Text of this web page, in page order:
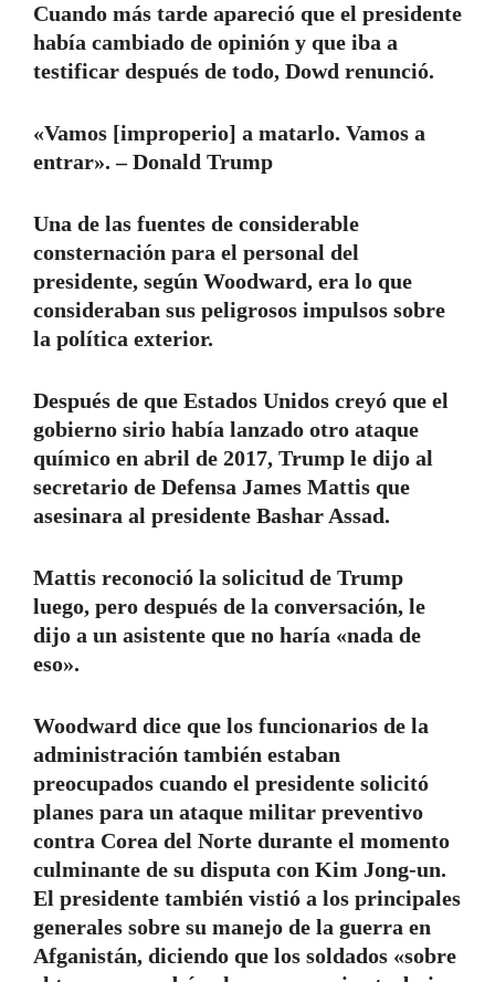
Cuando más tarde apareció que el presidente
había cambiado de opinión y que iba a
testificar después de todo, Dowd renunció.
«Vamos [improperio] a matarlo. Vamos a
entrar». – Donald Trump
Una de las fuentes de considerable
consternación para el personal del
presidente, según Woodward, era lo que
consideraban sus peligrosos impulsos sobre
la política exterior.
Después de que Estados Unidos creyó que el
gobierno sirio había lanzado otro ataque
químico en abril de 2017, Trump le dijo al
secretario de Defensa James Mattis que
asesinara al presidente Bashar Assad.
Mattis reconoció la solicitud de Trump
luego, pero después de la conversación, le
dijo a un asistente que no haría «nada de
eso».
Woodward dice que los funcionarios de la
administración también estaban
preocupados cuando el presidente solicitó
planes para un ataque militar preventivo
contra Corea del Norte durante el momento
culminante de su disputa con Kim Jong-un.
El presidente también vistió a los principales
generales sobre su manejo de la guerra en
Afganistán, diciendo que los soldados «sobre